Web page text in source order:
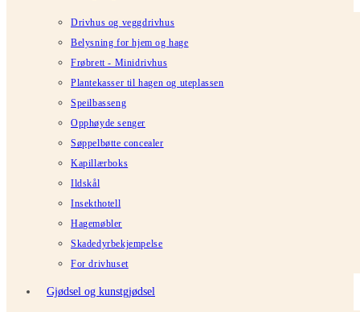
Drivhus og veggdrivhus
Belysning for hjem og hage
Frøbrett - Minidrivhus
Plantekasser til hagen og uteplassen
Speilbasseng
Opphøyde senger
Søppelbøtte concealer
Kapillærboks
Ildskål
Insekthotell
Hagemøbler
Skadedyrbekjempelse
For drivhuset
Gjødsel og kunstgjødsel